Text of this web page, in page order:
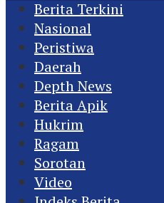
Berita Terkini
Nasional
Peristiwa
Daerah
Depth News
Berita Apik
Hukrim
Ragam
Sorotan
Video